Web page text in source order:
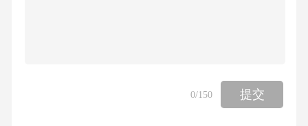
至72小时以内；实施国内外双重标准分层合规
设计方法论，使SKU精简42%的同时合规场景覆
0/150 提交